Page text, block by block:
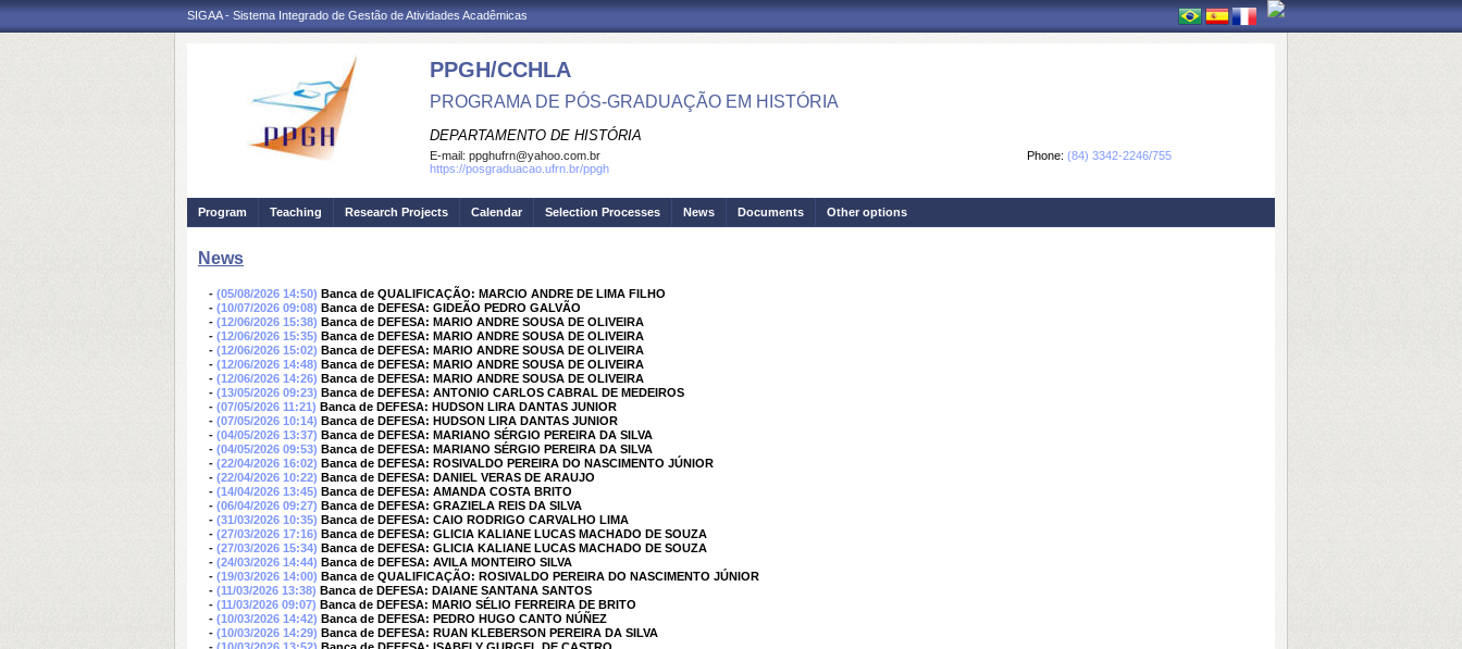
SIGAA - Sistema Integrado de Gestão de Atividades Acadêmicas
PPGH/CCHLA
PROGRAMA DE PÓS-GRADUAÇÃO EM HISTÓRIA
DEPARTAMENTO DE HISTÓRIA
Phone: (84) 3342-2246/755
E-mail: ppghufrn@yahoo.com.br
https://posgraduacao.ufrn.br/ppgh
Program Teaching Research Projects Calendar Selection Processes News Documents Other options
News
- (05/08/2026 14:50) Banca de QUALIFICAÇÃO: MARCIO ANDRE DE LIMA FILHO
- (10/07/2026 09:08) Banca de DEFESA: GIDEÃO PEDRO GALVÃO
- (12/06/2026 15:38) Banca de DEFESA: MARIO ANDRE SOUSA DE OLIVEIRA
- (12/06/2026 15:35) Banca de DEFESA: MARIO ANDRE SOUSA DE OLIVEIRA
- (12/06/2026 15:02) Banca de DEFESA: MARIO ANDRE SOUSA DE OLIVEIRA
- (12/06/2026 14:48) Banca de DEFESA: MARIO ANDRE SOUSA DE OLIVEIRA
- (12/06/2026 14:26) Banca de DEFESA: MARIO ANDRE SOUSA DE OLIVEIRA
- (13/05/2026 09:23) Banca de DEFESA: ANTONIO CARLOS CABRAL DE MEDEIROS
- (07/05/2026 11:21) Banca de DEFESA: HUDSON LIRA DANTAS JUNIOR
- (07/05/2026 10:14) Banca de DEFESA: HUDSON LIRA DANTAS JUNIOR
- (04/05/2026 13:37) Banca de DEFESA: MARIANO SÉRGIO PEREIRA DA SILVA
- (04/05/2026 09:53) Banca de DEFESA: MARIANO SÉRGIO PEREIRA DA SILVA
- (22/04/2026 16:02) Banca de DEFESA: ROSIVALDO PEREIRA DO NASCIMENTO JÚNIOR
- (22/04/2026 10:22) Banca de DEFESA: DANIEL VERAS DE ARAUJO
- (14/04/2026 13:45) Banca de DEFESA: AMANDA COSTA BRITO
- (06/04/2026 09:27) Banca de DEFESA: GRAZIELA REIS DA SILVA
- (31/03/2026 10:35) Banca de DEFESA: CAIO RODRIGO CARVALHO LIMA
- (27/03/2026 17:16) Banca de DEFESA: GLICIA KALIANE LUCAS MACHADO DE SOUZA
- (27/03/2026 15:34) Banca de DEFESA: GLICIA KALIANE LUCAS MACHADO DE SOUZA
- (24/03/2026 14:44) Banca de DEFESA: AVILA MONTEIRO SILVA
- (19/03/2026 14:00) Banca de QUALIFICAÇÃO: ROSIVALDO PEREIRA DO NASCIMENTO JÚNIOR
- (11/03/2026 13:38) Banca de DEFESA: DAIANE SANTANA SANTOS
- (11/03/2026 09:07) Banca de DEFESA: MARIO SÉLIO FERREIRA DE BRITO
- (10/03/2026 14:42) Banca de DEFESA: PEDRO HUGO CANTO NÚÑEZ
- (10/03/2026 14:29) Banca de DEFESA: RUAN KLEBERSON PEREIRA DA SILVA